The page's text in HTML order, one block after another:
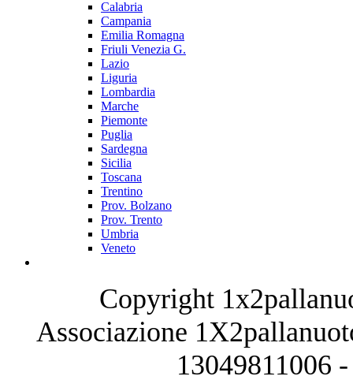
Calabria
Campania
Emilia Romagna
Friuli Venezia G.
Lazio
Liguria
Lombardia
Marche
Piemonte
Puglia
Sardegna
Sicilia
Toscana
Trentino
Prov. Bolzano
Prov. Trento
Umbria
Veneto
Copyright
Associazione
13049811006